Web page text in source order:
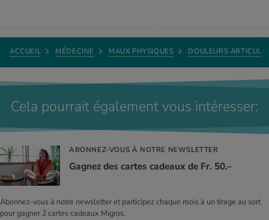
ACCUEIL MÉDECINE MAUX PHYSIQUES DOULEURS
Cela pourrait également vous intéresser:
ABONNEZ-VOUS À NOTRE NEWSLETTER
Gagnez des cartes cadeaux de Fr. 50.–
Abonnez-vous à notre newsletter et participez chaque mois à un tirage au sort
pour gagner 2 cartes cadeaux Migros.